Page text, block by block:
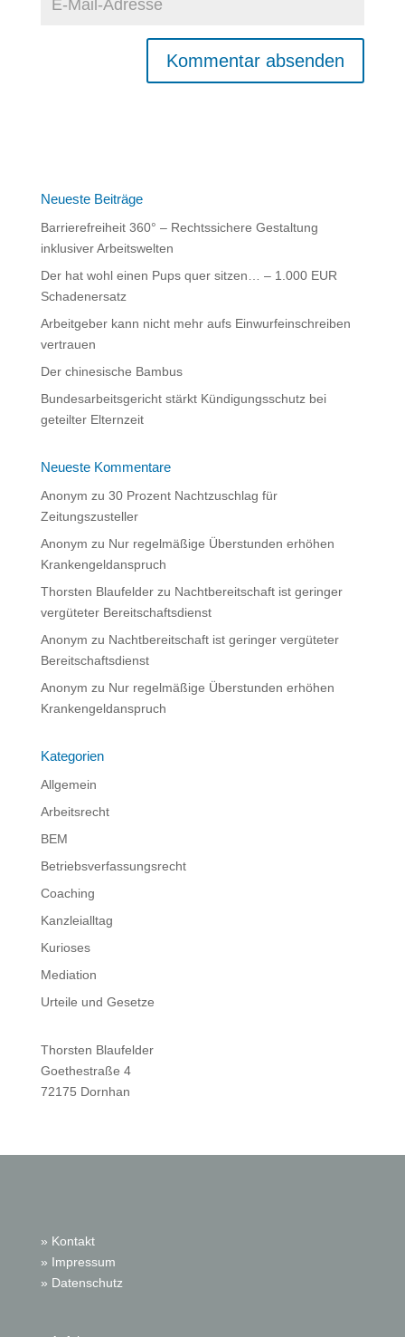
n
v
e
:
Neueste Beiträge
Barrierefreiheit 360° – Rechtssichere Gestaltung
inklusiver Arbeitswelten
Der hat wohl einen Pups quer sitzen… – 1.000 EUR
Schadenersatz
Arbeitgeber kann nicht mehr aufs Einwurfeinschreiben
vertrauen
Der chinesische Bambus
Bundesarbeitsgericht stärkt Kündigungsschutz bei
geteilter Elternzeit
Neueste Kommentare
Anonym zu 30 Prozent Nachtzuschlag für
Zeitungszusteller
Anonym zu Nur regelmäßige Überstunden erhöhen
Krankengeldanspruch
Thorsten Blaufelderzu Nachtbereitschaft ist geringer
vergüteter Bereitschaftsdienst
Anonym zu Nachtbereitschaft ist geringer vergüteter
Bereitschaftsdienst
Anonym zu Nur regelmäßige Überstunden erhöhen
Krankengeldanspruch
Kategorien
Allgemein
Arbeitsrecht
BEM
Betriebsverfassungsrecht
Coaching
Kanzleialltag
Kurioses
Mediation
Urteile und Gesetze
Thorsten Blaufelder
Goethestraße 4
72175 Dornhan
» Kontakt
» Impressum
» Datenschutz